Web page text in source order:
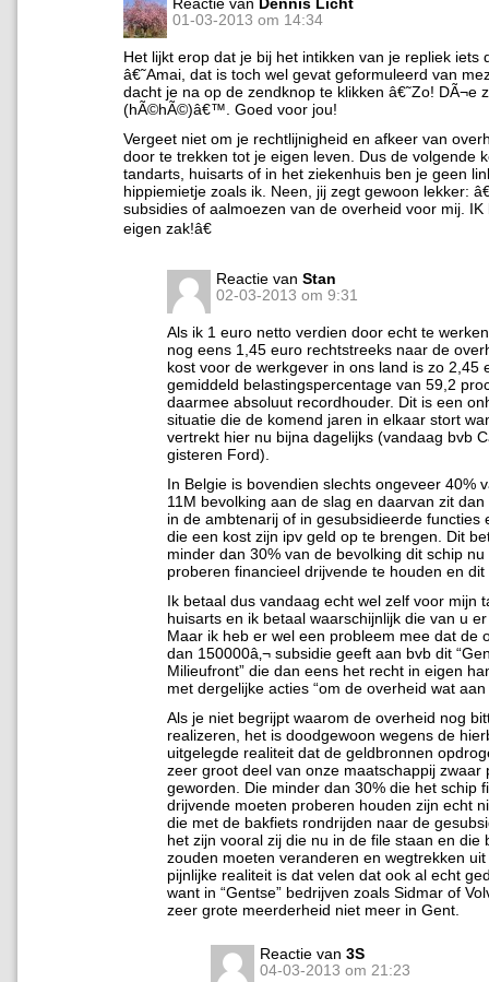
01-03-2013 om 14:34
Het lijkt erop dat je bij het intikken van je repliek iets
â€˜Amai, dat is toch wel gevat geformuleerd van
dacht je na op de zendknop te klikken â€˜Zo! DÃ¬e
(hÃ©hÃ©)â€™. Goed voor jou!
Vergeet niet om je rechtlijnigheid en afkeer van
door te trekken tot je eigen leven. Dus de volgende
tandarts, huisarts of in het ziekenhuis ben je geen
hippiemietje zoals ik. Neen, jij zegt gewoon lekker:
subsidies of aalmoezen van de overheid voor mij. IK
eigen zak!â€
Reactie van Stan
02-03-2013 om 9:31
Als ik 1 euro netto verdien door echt te
nog eens 1,45 euro rechtstreeks naar de
kost voor de werkgever in ons land is zo 2,45
gemiddeld belastingspercentage van 59,2
daarmee absoluut recordhouder. Dit is een
situatie die de komend jaren in elkaar stort
vertrekt hier nu bijna dagelijks (vandaag bvb
gisteren Ford).
In Belgie is bovendien slechts ongeveer 40%
11M bevolking aan de slag en daarvan zit
in de ambtenarij of in gesubsidieerde functies
die een kost zijn ipv geld op te brengen. Dit
minder dan 30% van de bevolking dit schip nu
proberen financieel drijvende te houden en dit
Ik betaal dus vandaag echt wel zelf voor mijn
huisarts en ik betaal waarschijnlijk die van u
Maar ik heb er wel een probleem mee dat de
dan 150000â‚¬ subsidie geeft aan bvb dit
Milieufront” die dan eens het recht in eigen
met dergelijke acties “om de overheid wat
Als je niet begrijpt waarom de overheid nog
realizeren, het is doodgewoon wegens de
uitgelegde realiteit dat de geldbronnen
zeer groot deel van onze maatschappij zwaar
geworden. Die minder dan 30% die het schip
drijvende moeten proberen houden zijn echt
die met de bakfiets rondrijden naar de
het zijn vooral zij die nu in de file staan en die
zouden moeten veranderen en wegtrekken
pijnlijke realiteit is dat velen dat ook al echt
want in “Gentse” bedrijven zoals Sidmar of
zeer grote meerderheid niet meer in Gent.
Reactie van 3S
04-03-2013 om 21:23